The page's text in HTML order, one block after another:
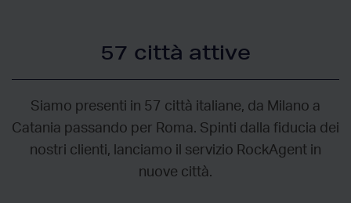
57 città attive
Siamo presenti in 57 città italiane, da Milano a
Catania passando per Roma. Spinti dalla fiducia dei
nostri clienti, lanciamo il servizio RockAgent in
nuove città.